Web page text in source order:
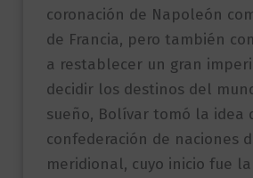
coronación de Napoleón
de Francia, pero también
a restablecer un gran
decidir los destinos del
sueño, Bolívar tomó la idea
confederación de naciones
meridional, cuyo inicio fue